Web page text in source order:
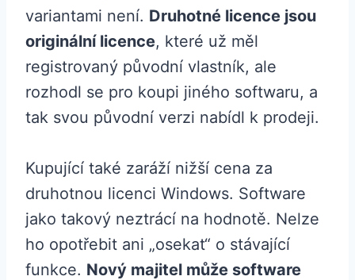
variantami není. Druhotné licence jsou
originální licence, které už měl
registrovaný původní vlastník, ale
rozhodl se pro koupi jiného softwaru, a
tak svou původní verzi nabídl k prodeji.
Kupující také zaráží nižší cena za
druhotnou licenci Windows. Software
jako takový neztrácí na hodnotě. Nelze
ho opotřebit ani „osekat“ o stávající
funkce. Nový majitel může software